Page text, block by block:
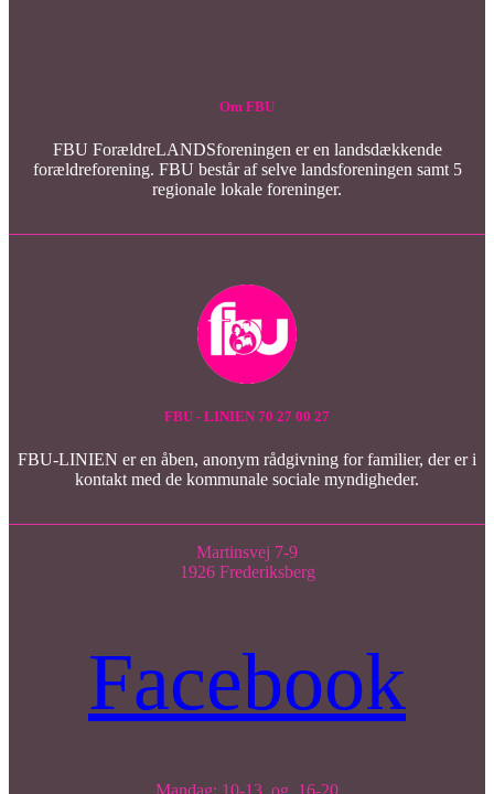
Om FBU
FBU ForældreLANDSforeningen er en landsdækkende
forældreforening. FBU består af selve landsforeningen samt 5
regionale lokale foreninger.
FBU - LINIEN 70 27 00 27
FBU-LINIEN er en åben, anonym rådgivning for familier, der er i
kontakt med de kommunale sociale myndigheder.
Martinsvej 7-9
1926 Frederiksberg
Facebook
Mandag: 10-13 og 16-20